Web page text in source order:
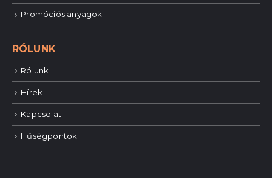
Promóciós anyagok
RÓLUNK
Rólunk
Hírek
Kapcsolat
Hűségpontok